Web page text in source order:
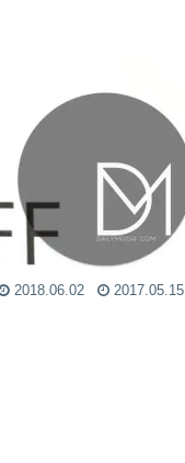
2018.06.02 2017.05.15